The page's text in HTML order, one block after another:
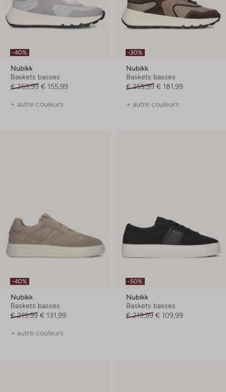
-40%
Nubikk
Baskets basses
€ 259,99 € 155,99
+ autre couleurs
-30%
Nubikk
Baskets basses
€ 259,99 € 181,99
+ autre couleurs
-40%
Nubikk
Baskets basses
€ 219,99 € 131,99
+ autre couleurs
-50%
Nubikk
Baskets basses
€ 219,99 € 109,99